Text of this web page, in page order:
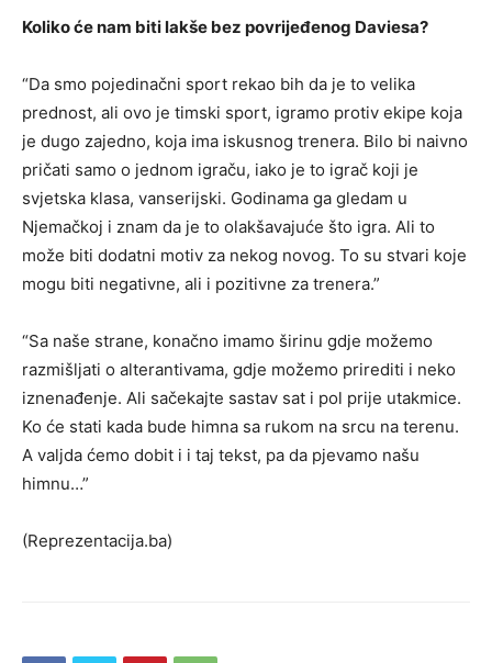
Koliko će nam biti lakše bez povrijeđenog Daviesa?
“Da smo pojedinačni sport rekao bih da je to velika
prednost, ali ovo je timski sport, igramo protiv ekipe koja
je dugo zajedno, koja ima iskusnog trenera. Bilo bi naivno
pričati samo o jednom igraču, iako je to igrač koji je
svjetska klasa, vanserijski. Godinama ga gledam u
Njemačkoj i znam da je to olakšavajuće što igra. Ali to
može biti dodatni motiv za nekog novog. To su stvari koje
mogu biti negativne, ali i pozitivne za trenera.”
“Sa naše strane, konačno imamo širinu gdje možemo
razmišljati o alterantivama, gdje možemo prirediti i neko
iznenađenje. Ali sačekajte sastav sat i pol prije utakmice.
Ko će stati kada bude himna sa rukom na srcu na terenu.
A valjda ćemo dobit i i taj tekst, pa da pjevamo našu
himnu…”
(Reprezentacija.ba)